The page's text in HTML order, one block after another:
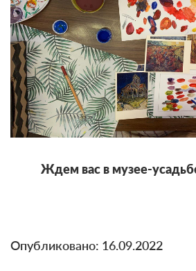
Ждем вас в музее-
Опубликовано: 16.09.2022